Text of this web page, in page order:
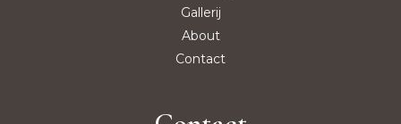
Gallerij
About
Contact